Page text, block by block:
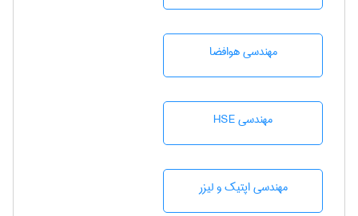
مهندسی هوافضا
مهندسی HSE
مهندسی اپتیک و لیزر